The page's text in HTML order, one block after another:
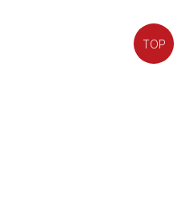
TOP